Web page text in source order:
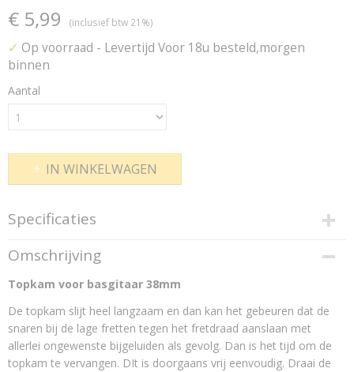
€ 5,99 (inclusief btw 21%)
✓ Op voorraad - Levertijd Voor 18u besteld,morgen
binnen
Aantal
IN WINKELWAGEN
Specificaties
Productcode
X-21
Productcode leverancier
Omschrijving
Topkam voor basgitaar 38mm
De topkam slijt heel langzaam en dan kan het gebeuren dat de
snaren bij de lage fretten tegen het fretdraad aanslaan met
allerlei ongewenste bijgeluiden als gevolg. Dan is het tijd om de
topkam te vervangen. DIt is doorgaans vrij eenvoudig. Draai de